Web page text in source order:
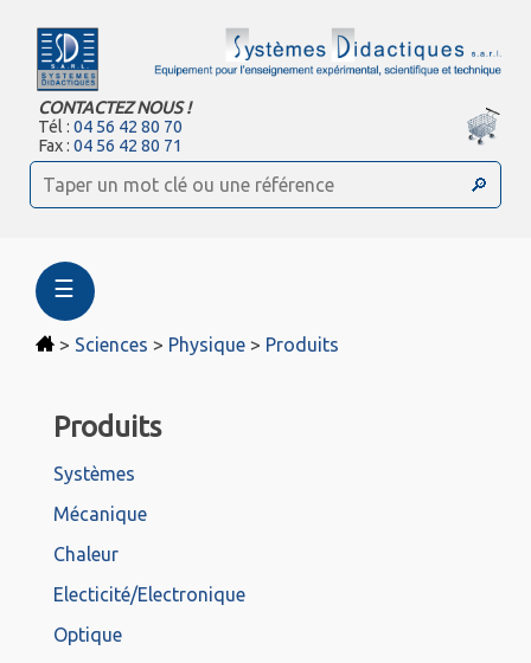
CONTACTEZ NOUS !
Tél :04 56 42 80 70
Fax :04 56 42 80 71
☰
> Sciences > Physique > Produits
Produits
Systèmes
Mécanique
Chaleur
Electicité/Electronique
Optique